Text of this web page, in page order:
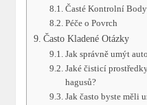
Časté Kontrolní Body
Péče o Povrch
Často Kladené Otázky
Jak správně umýt
Jaké čisticí
hagusů?
Jak často byste měli